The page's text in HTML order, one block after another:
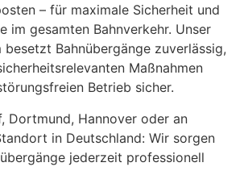
– für maximale Sicherheit und
im gesamten Bahnverkehr. Unser
besetzt Bahnübergänge zuverlässig,
Maßnahmen
Betrieb sicher.
Dortmund, Hannover oder an
in Deutschland: Wir sorgen
jederzeit professionell